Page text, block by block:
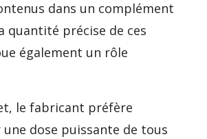
dans un complément
quantité précise de ces
également un rôle
le fabricant préfère
dose puissante de tous